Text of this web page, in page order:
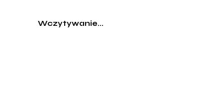
Wczytywanie...